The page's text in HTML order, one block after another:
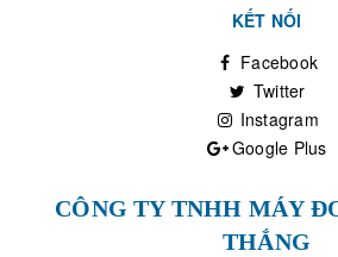
KẾT NỐI
Facebook
Twitter
Instagram
Google Plus
CÔNG TY TNHH MÁY
THẮNG